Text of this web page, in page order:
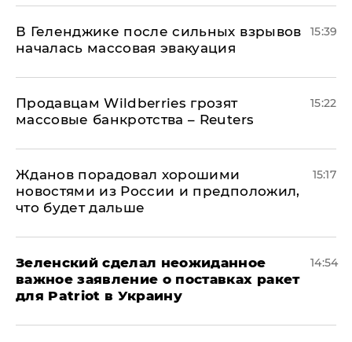
В Геленджике после сильных взрывов
началась массовая эвакуация
15:39
Продавцам Wildberries грозят
массовые банкротства – Reuters
15:22
Жданов порадовал хорошими
новостями из России и предположил,
что будет дальше
15:17
Зеленский сделал неожиданное
важное заявление о поставках ракет
для Patriot в Украину
14:54